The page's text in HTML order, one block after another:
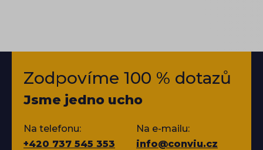
Zodpovíme 100 % dotazů
Jsme jedno ucho
Na telefonu:
+420 737 545 353
Na e-mailu:
info@conviu.cz